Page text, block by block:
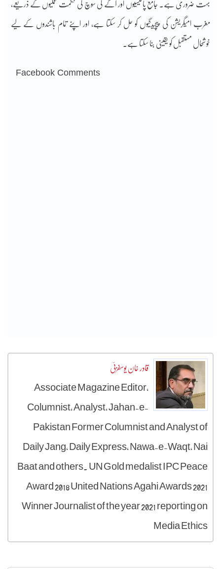
بہت ضروری ہے۔ جامع پالیسیوں اور آگے کی سوچ کی حکمت عملیوں کے ذریعے،
مغرب امیگریشن کی پیچیدگیوں کو حل کر سکتا ہے، اور اپنے تمام باشندوں کے لیے
خوشحال مستقبل کو یقینی بنا سکتا ہے۔
Facebook Comments
قادر خان یوسفزئی
Associate Magazine Editor,
Columnist, Analyst, Jahan-e-
Pakistan Former Columnist and Analyst of
Daily Jang, Daily Express, Nawa-e-Waqt, Nai
Baat and others. UN Gold medalist IPC Peace
Award 2018 United Nations Agahi Awards 2021
Winner Journalist of the year 2021 reporting on
Media Ethics